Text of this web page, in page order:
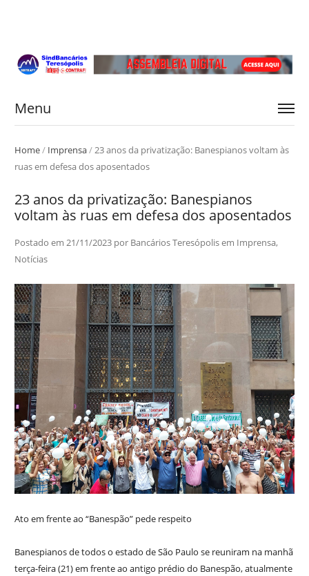
Menu
Home/ Imprensa/23 anos da privatização: Banespianos voltam às
ruas em defesa dos aposentados
23 anos da privatização: Banespianos
voltam às ruas em defesa dos aposentados
Postado em 21/11/2023por Bancários Teresópolisem Imprensa,
Notícias
Ato em frente ao “Banespão” pede respeito
Banespianos de todos o estado de São Paulo se reuniram na manhã
terça-feira (21) em frente ao antigo prédio do Banespão, atualmente